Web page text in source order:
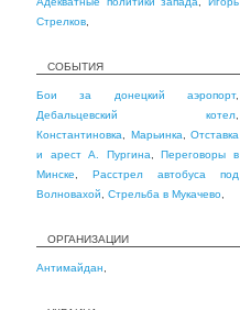
Стрелков
СОБЫТИЯ
Бои за донецкий аэропорт,
Дебальцевский котел
Константиновка
Марьинка
Отставка
и арест А. Пургина ,Переговоры в
Минске
Расстрел автобуса под
Волновахой
Стрельба в Мукачево
ОРГАНИЗАЦИИ
Антимайдан